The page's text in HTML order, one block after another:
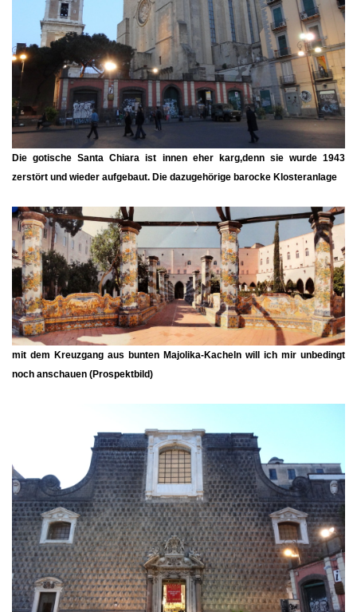
Die gotische Santa Chiaraist innen eher karg,denn sie wurde 1943
zerstört und wieder aufgebaut. Die dazugehörige barocke Klosteranlage
mit dem Kreuzgang aus bunten Majolika-Kacheln will ich mir unbedingt
noch anschauen (Prospektbild)